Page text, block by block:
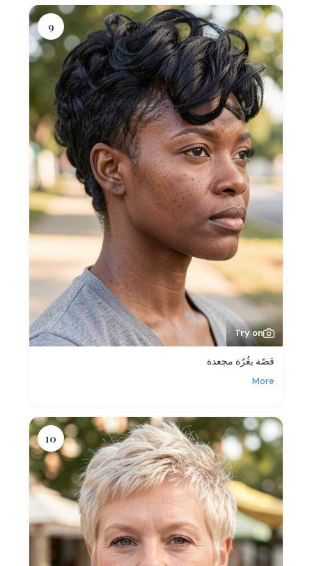
9
Try on
قصّة بغُرّة مجعدة
More
10